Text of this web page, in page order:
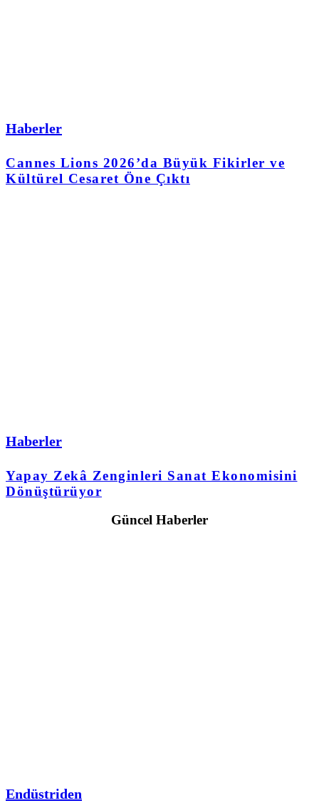
Haberler
Cannes Lions 2026’da Büyük Fikirler ve
Kültürel Cesaret Öne Çıktı
Haberler
Yapay Zekâ Zenginleri Sanat Ekonomisini
Dönüştürüyor
Güncel Haberler
Endüstriden